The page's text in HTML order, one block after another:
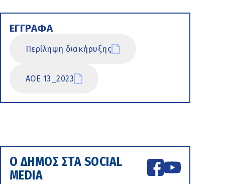
ΕΓΓΡΑΦΑ
Περίληψη διακήρυξης
ΑΟΕ 13_2023
Ο ΔΗΜΟΣ ΣΤΑ SOCIAL
MEDIA